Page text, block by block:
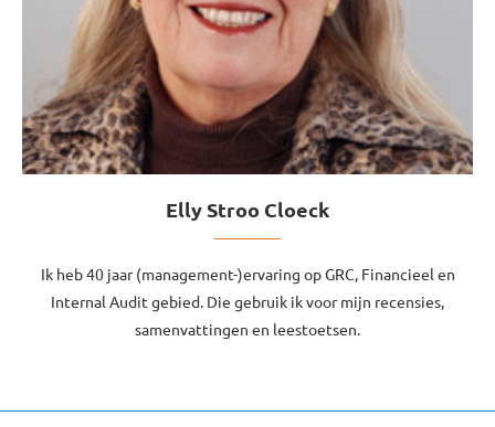
Elly Stroo Cloeck
Ik heb 40 jaar (management-)ervaring op GRC, Financieel en
Internal Audit gebied. Die gebruik ik voor mijn recensies,
samenvattingen en leestoetsen.